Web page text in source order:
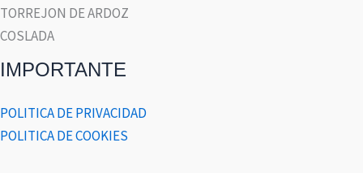
TORREJON DE ARDOZ
COSLADA
IMPORTANTE
POLITICA DE PRIVACIDAD
POLITICA DE COOKIES